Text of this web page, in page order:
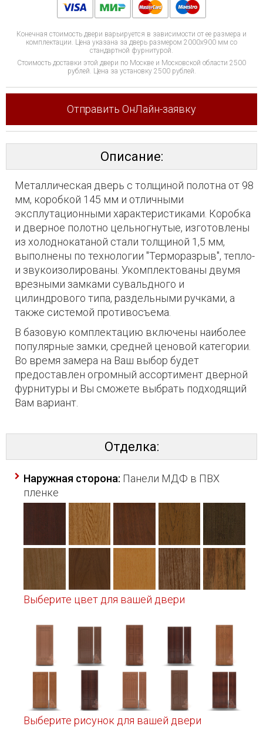
Конечная стоимость двери варьируется в зависимости от ее размера и
комплектации. Цена указана за дверь размером 2000x900 мм со
стандартной фурнитурой.
Стоимость доставки этой двери по Москве и Московской области 2500
рублей. Цена за установку 2500 рублей.
Отправить ОнЛайн-заявку
Описание:
Металлическая дверь с толщиной полотна от 98
мм, коробкой 145 мм и отличными
эксплутационными характеристиками. Коробка
и дверное полотно цельногнутые, изготовлены
из холоднокатаной стали толщиной 1,5 мм,
выполнены по технологии "Терморазрыв", тепло-
и звукоизолированы. Укомплектованы двумя
врезными замками сувальдного и
цилиндрового типа, раздельными ручками, а
также системой противосъема.
В базовую комплектацию включены наиболее
популярные замки, средней ценовой категории.
Во время замера на Ваш выбор будет
предоставлен огромный ассортимент дверной
фурнитуры и Вы сможете выбрать подходящий
Вам вариант.
Отделка:
Наружная сторона: Панели МДФ в ПВХ
пленке
Выберите цвет для вашей двери
Выберите рисунок для вашей двери